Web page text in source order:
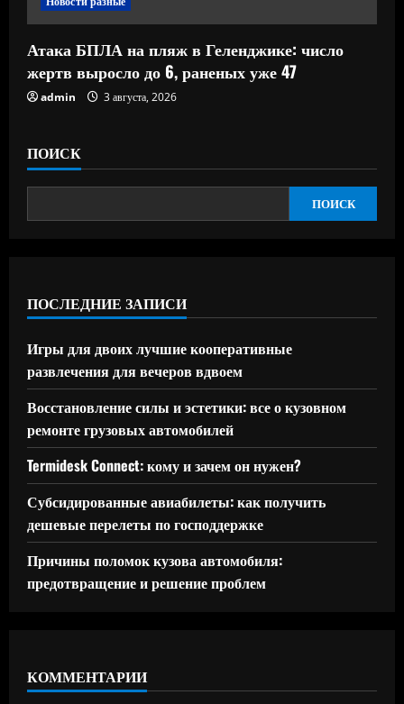
Атака БПЛА на пляж в Геленджике: число
жертв выросло до 6, раненых уже 47
admin 3 августа, 2026
ПОИСК
ПОИСК
ПОСЛЕДНИЕ ЗАПИСИ
Игры для двоих лучшие кооперативные
развлечения для вечеров вдвоем
Восстановление силы и эстетики: все о кузовном
ремонте грузовых автомобилей
Termidesk Connect: кому и зачем он нужен?
Субсидированные авиабилеты: как получить
дешевые перелеты по господдержке
Причины поломок кузова автомобиля:
предотвращение и решение проблем
КОММЕНТАРИИ